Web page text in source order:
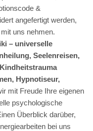
&
angefertigt werden,
uns nehmen.
– universelle
Seelenreisen,
Hypnotiseur,
mit Freude Ihre eigenen
psychologische
Überblick darüber,
bei uns